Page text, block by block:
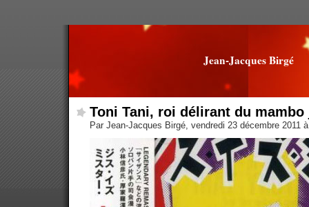
Jean-Jacques Birgé
Toni Tani, roi délirant du mambo
Par Jean-Jacques Birgé, vendredi 23 décembre 2011